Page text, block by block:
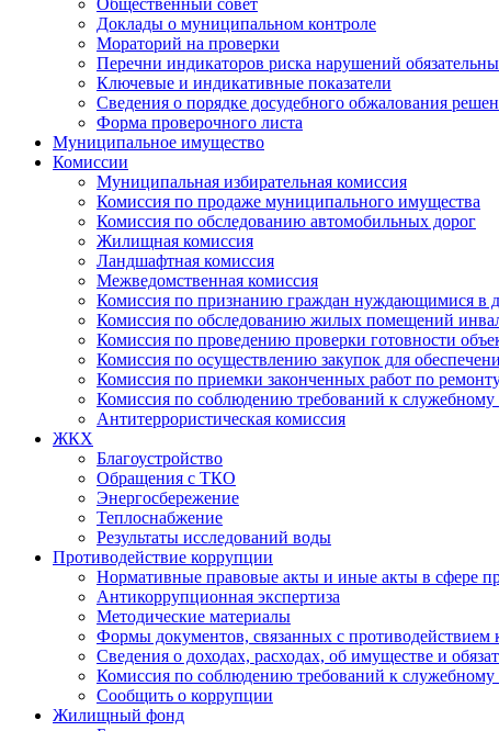
Общественный совет
Доклады о муниципальном контроле
Мораторий на проверки
Перечни индикаторов риска нарушений
Ключевые и индикативные показатели
Сведения о порядке досудебного обжалования
Форма проверочного листа
Муниципальное имущество
Комиссии
Муниципальная избирательная комиссия
Комиссия по продаже муниципального имущества
Комиссия по обследованию автомобильных дорог
Жилищная комиссия
Ландшафтная комиссия
Межведомственная комиссия
Комиссия по признанию граждан нуждающимися в
Комиссия по обследованию жилых помещений
Комиссия по проведению проверки готовности
Комиссия по осуществлению закупок для
Комиссия по приемки законченных работ по
Комиссия по соблюдению требований к
Антитеррористическая комиссия
ЖКХ
Благоустройство
Обращения с ТКО
Энергосбережение
Теплоснабжение
Результаты исследований воды
Противодействие коррупции
Нормативные правовые акты и иные акты в сфере
Антикоррупционная экспертиза
Методические материалы
Формы документов, связанных с противодействием
Сведения о доходах, расходах, об имуществе и
Комиссия по соблюдению требований к служебному
Сообщить о коррупции
Жилищный фонд